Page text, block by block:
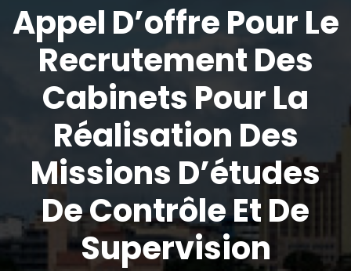
Appel D’offre Pour Le
Recrutement Des
Cabinets Pour La
Réalisation Des
Missions D’études
De Contrôle Et De
Supervision